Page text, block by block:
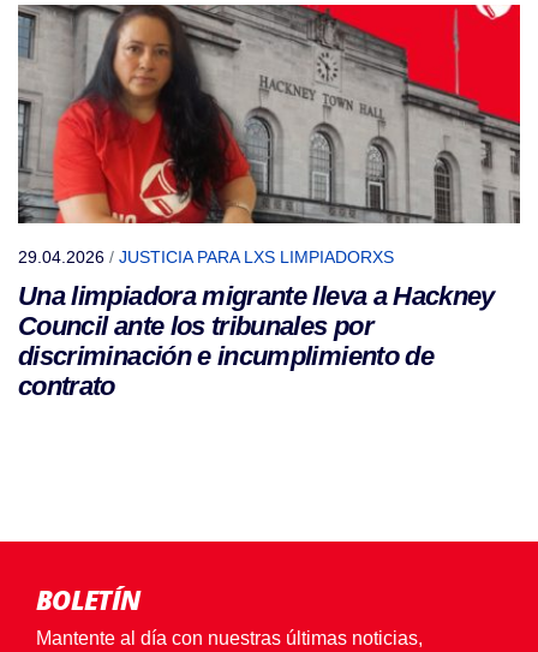
29.04.2026 / JUSTICIA PARA LXS LIMPIADORXS
Una limpiadora migrante lleva a Hackney
Council ante los tribunales por
discriminación e incumplimiento de
contrato
BOLETÍN
Mantente al día con nuestras últimas noticias,